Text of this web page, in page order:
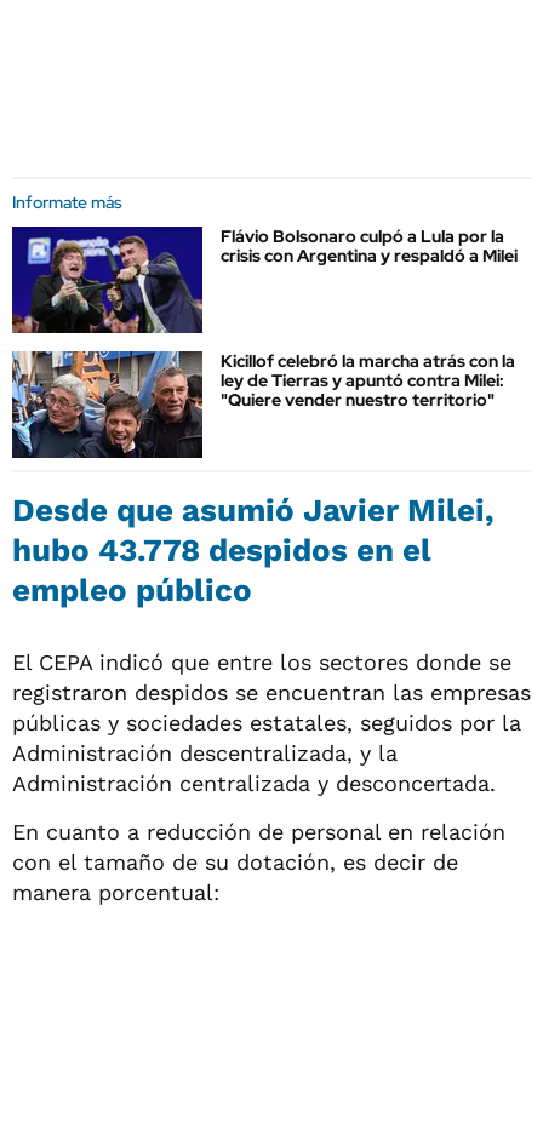
Informate más
Flávio Bolsonaro culpó a Lula por la
crisis con Argentina y respaldó a Milei
Kicillof celebró la marcha atrás con la
ley de Tierras y apuntó contra Milei:
"Quiere vender nuestro territorio"
Desde que asumió Javier Milei,
hubo 43.778 despidos en el
empleo público
El CEPA indicó que entre los sectores donde se
registraron despidos se encuentran las empresas
públicas y sociedades estatales, seguidos por la
Administración descentralizada, y la
Administración centralizada y desconcertada.
En cuanto a reducción de personal en relación
con el tamaño de su dotación, es decir de
manera porcentual: